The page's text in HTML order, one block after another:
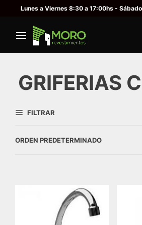
Lunes a Viernes 8:30 a 17:00hs -
GRIFERIAS
FILTRAR